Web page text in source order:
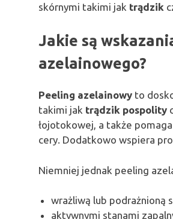
skórnymi takimi jak trądzik
Jakie są
azelainowego?
Peeling azelainowy to
takimi jak trądzik pospolity
łojotokowej, a także
cery. Dodatkowo wspiera
Niemniej jednak peeling
wrażliwą lub podrażnioną
aktywnymi stanami